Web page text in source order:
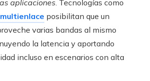
aplicaciones. Tecnologías como
posibilitan que un
varias bandas al mismo
la latencia y aportando
incluso en escenarios con alta